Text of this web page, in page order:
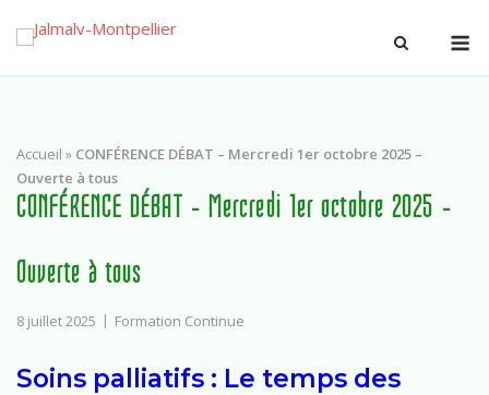
Accueil » CONFÉRENCE DÉBAT – Mercredi 1er octobre 2025 –
Ouverte à tous
CONFÉRENCE DÉBAT – Mercredi 1er octobre 2025 –
Ouverte à tous
8 juillet 2025 Formation Continue
Soins palliatifs : Le temps des